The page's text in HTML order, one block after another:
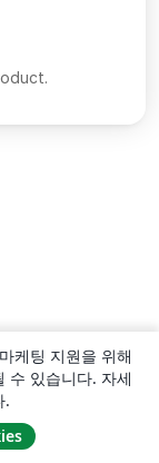
케팅 지원을 위해
수 있습니다. 자세
.